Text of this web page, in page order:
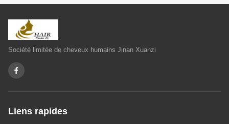
Société limitée de cheveux humains Jinan Xuanzi
Liens rapides